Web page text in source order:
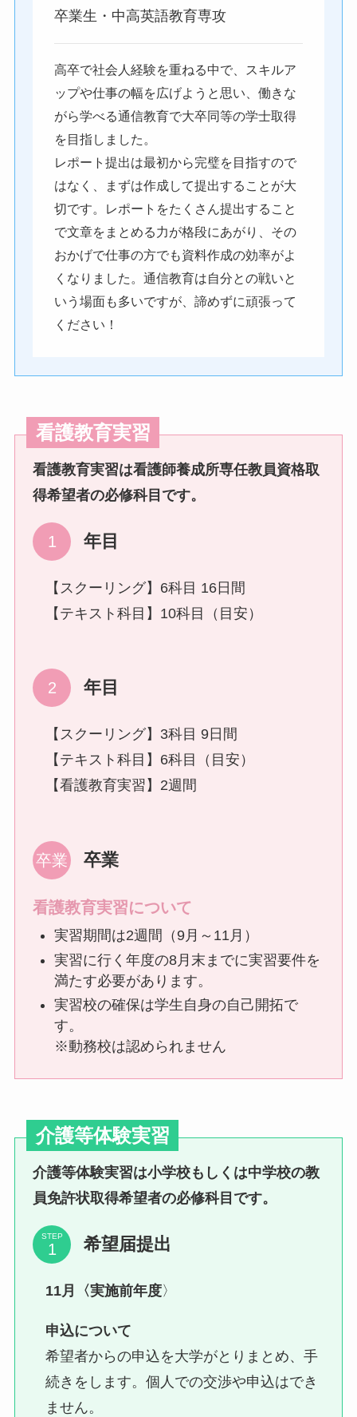
卒業生・中高英語教育専攻
高卒で社会人経験を重ねる中で、スキルア
ップや仕事の幅を広げようと思い、働きな
がら学べる通信教育で大卒同等の学士取得
を目指しました。
レポート提出は最初から完璧を目指すので
はなく、まずは作成して提出することが大
切です。レポートをたくさん提出すること
で文章をまとめる力が格段にあがり、その
おかげで仕事の方でも資料作成の効率がよ
くなりました。通信教育は自分との戦いと
いう場面も多いですが、諦めずに頑張って
ください！
看護教育実習
看護教育実習は看護師養成所専任教員資格取
得希望者の必修科目です。
年目
【スクーリング】6科目 16日間
【テキスト科目】10科目（目安）
年目
【スクーリング】3科目 9日間
【テキスト科目】6科目（目安）
【看護教育実習】2週間
卒業
看護教育実習について
実習期間は2週間（9月～11月）
実習に行く年度の8月末までに実習要件を
満たす必要があります。
実習校の確保は学生自身の自己開拓で
す。
※動務校は認められません
介護等体験実習
介護等体験実習は小学校もしくは中学校の教
員免許状取得希望者の必修科目です。
STEP 希望届提出
11月〈実施前年度〉
申込について
希望者からの申込を大学がとりまとめ、手
続きをします。個人での交渉や申込はでき
ません。